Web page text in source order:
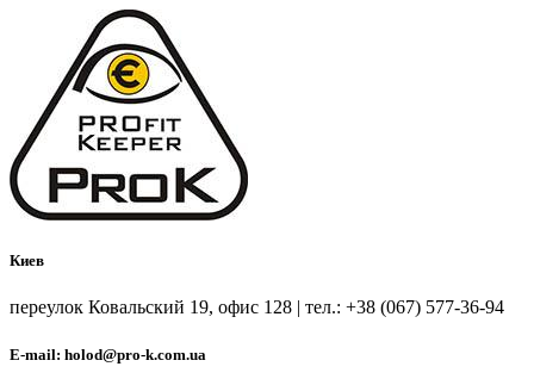
Киев
переулок Ковальский 19, офис 128 | тел.: +38 (067) 577-36-94
E-mail: holod@pro-k.com.ua